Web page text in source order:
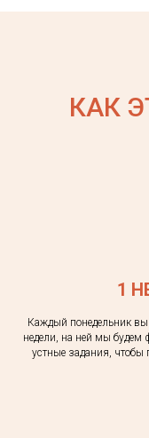
КАК
1
Каждый понедельник
недели, на ней мы будем
устные задания,